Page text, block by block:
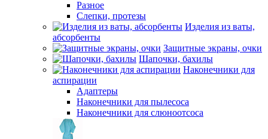
Разное
Слепки, протезы
Изделия из ваты,
абсорбенты
Защитные экраны, очки
Шапочки, бахилы
Наконечники для
аспирации
Адаптеры
Наконечники для пылесоса
Наконечники для слюноотсоса